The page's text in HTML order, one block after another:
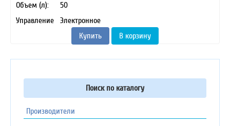
Объем (л):
50
Управление
Электронное
Купить
В корзину
Поиск по каталогу
Производители